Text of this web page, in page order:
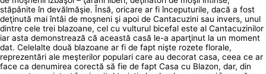
stăpânite în devălmăşie. Însă, oricare ar fi începuturile, dacă a fost
deţinută mai întâi de moşneni şi apoi de Cantacuzini sau invers, unul
dintre cele trei blazoane, cel cu vulturul bicefal este al Cantacuzinilor
iar asta demonstrează că această casă le-a aparţinut la un moment
dat. Celelalte două blazoane ar fi de fapt nişte rozete florale,
reprezentări ale meşterilor populari care au decorat casa, ceea ce ar
face ca denumirea corectă să fie de fapt Casa cu Blazon, dar, din